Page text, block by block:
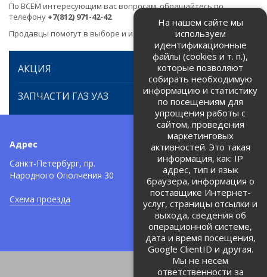
По ВСЕМ интересующим вас вопросам, обращайтесь по
телефону +7(812) 971-42-42
Продавцы помогут в выборе и идентификации товара.
АКЦИЯ
ЗАПЧАСТИ ГАЗ УАЗ
Адрес
Санкт-Петербург, пр.
Народного Ополчения 30
Схема проезда
Телефоны:
+7 (812) 971-42-42
Политика об обработке и
защите персональных данных
Соглашение на обработку
персональных данных
На нашем сайте мы
используем
идентификационные
файлы (cookies и т. п.),
которые позволяют
собирать необходимую
информацию и статистику
по посещениям для
упрощения работы с
сайтом, проведения
маркетинговых
активностей. Это такая
информация, как: IP
адрес, тип и язык
браузера, информация о
поставщике Интернет-
услуг, страницы отсылки и
выхода, сведения об
операционной системе,
дата и время посещения,
Google ClientID и другая.
Мы не несем
ответственности за